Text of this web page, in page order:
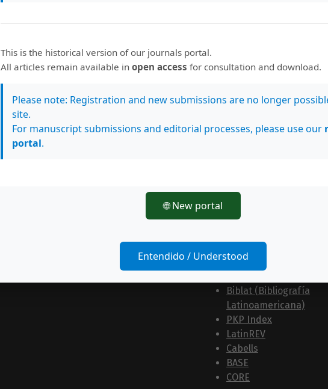
Síguenos en Estamos indexados en:
MIAR
Latinoamericanas en
Humanidades)
SherpaRomeo
Biblat (Bibliografía
Latinoamericana)
PKP Index
LatinREV
Cabells
BASE
CORE
This is the historical version of our journals portal.
All articles remain available in open access for consultation and download.
Please note: Registration and new submissions are no longer
site.
For manuscript submissions and editorial processes, please use our
portal.
🌐 New portal
Entendido / Understood